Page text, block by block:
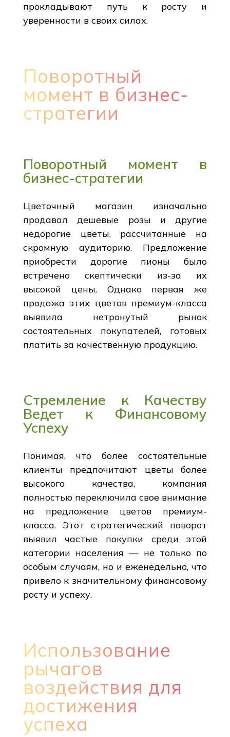
прокладывают путь к росту и
уверенности в своих силах.
Поворотный
момент в бизнес-
стратегии
Поворотный момент в
бизнес-стратегии
Цветочный магазин изначально
продавал дешевые розы и другие
недорогие цветы, рассчитанные на
скромную аудиторию. Предложение
приобрести дорогие пионы было
встречено скептически из-за их
высокой цены. Однако первая же
продажа этих цветов премиум-класса
выявила нетронутый рынок
состоятельных покупателей, готовых
платить за качественную продукцию.
Стремление к Качеству
Ведет к Финансовому
Успеху
Понимая, что более состоятельные
клиенты предпочитают цветы более
высокого качества, компания
полностью переключила свое внимание
на предложение цветов премиум-
класса. Этот стратегический поворот
выявил частые покупки среди этой
категории населения — не только по
особым случаям, но и еженедельно, что
привело к значительному финансовому
росту и успеху.
Использование
рычагов
воздействия для
достижения
успеха